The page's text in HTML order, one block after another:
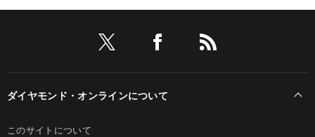
ダイヤモンド・オンラインについて
このサイトについて